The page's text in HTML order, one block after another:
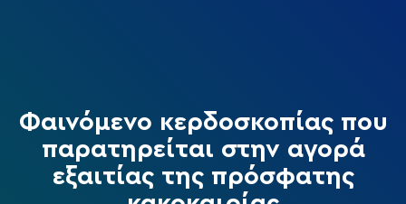
Φαινόμενο κερδοσκοπίας που
παρατηρείται στην αγορά
εξαιτίας της πρόσφατης